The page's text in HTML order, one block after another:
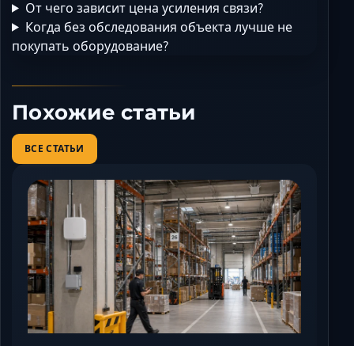
От чего зависит цена усиления связи?
Когда без обследования объекта лучше не
покупать оборудование?
Похожие статьи
ВСЕ СТАТЬИ